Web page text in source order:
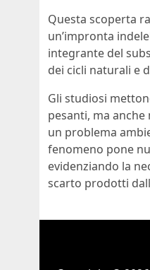
Questa scoperta
un’impronta
integrante del
dei cicli naturali e
Gli studiosi
pesanti, ma
un problema
fenomeno pone
evidenziando la
scarto prodotti